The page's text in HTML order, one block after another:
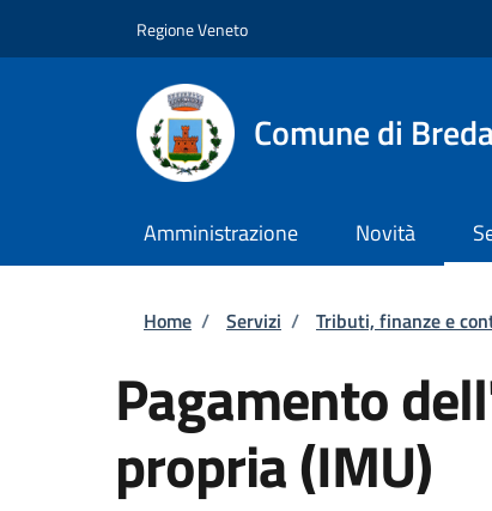
Regione Veneto
Comune di
Amministrazione Novità
Briciole di pane
Home / Servizi / Tributi, finanze e
Pagamento
propria (IMU)